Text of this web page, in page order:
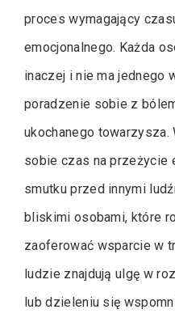
proces wymagający
emocjonalnego. Każda
inaczej i nie ma jednego
poradzenie sobie z
ukochanego towarzysza.
sobie czas na przeżycie
smutku przed innymi
bliskimi osobami, które
zaoferować wsparcie w
ludzie znajdują ulgę w
lub dzieleniu się